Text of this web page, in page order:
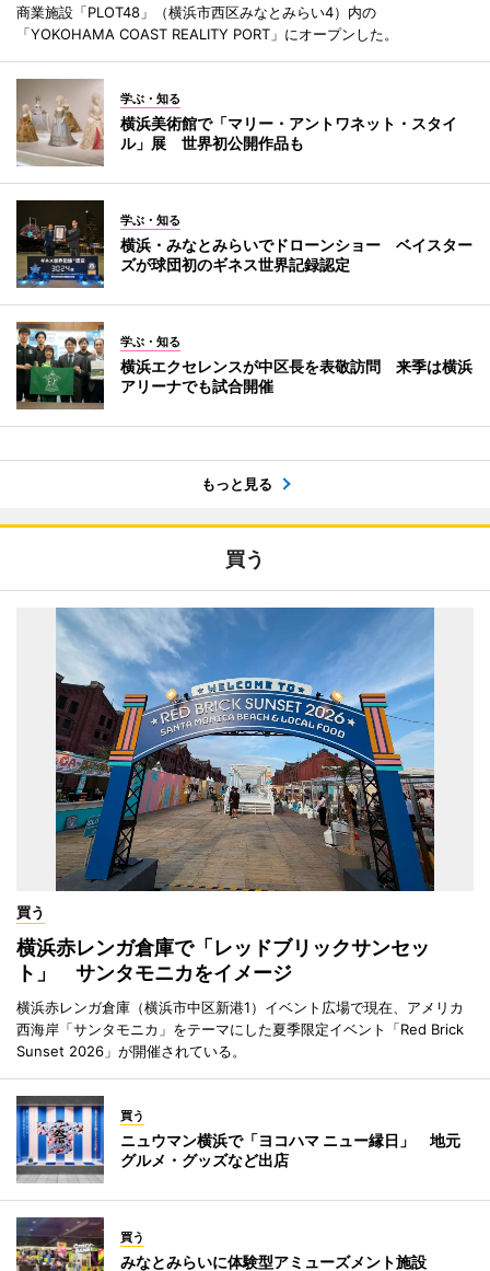
商業施設「PLOT48」（横浜市西区みなとみらい4）内の
「YOKOHAMA COAST REALITY PORT」にオープンした。
学ぶ・知る
横浜美術館で「マリー・アントワネット・スタイ
ル」展 世界初公開作品も
学ぶ・知る
横浜・みなとみらいでドローンショー ベイスター
ズが球団初のギネス世界記録認定
学ぶ・知る
横浜エクセレンスが中区長を表敬訪問 来季は横浜
アリーナでも試合開催
もっと見る
買う
買う
横浜赤レンガ倉庫で「レッドブリックサンセッ
ト」 サンタモニカをイメージ
横浜赤レンガ倉庫（横浜市中区新港1）イベント広場で現在、アメリカ
西海岸「サンタモニカ」をテーマにした夏季限定イベント「Red Brick
Sunset 2026」が開催されている。
買う
ニュウマン横浜で「ヨコハマ ニュー縁日」 地元
グルメ・グッズなど出店
買う
みなとみらいに体験型アミューズメント施設